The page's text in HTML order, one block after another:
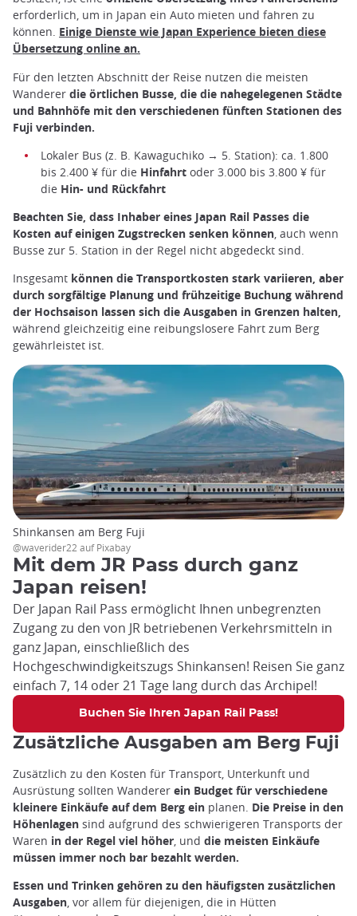
erforderlich, um in Japan ein Auto mieten und fahren zu
können. Einige Dienste wie Japan Experience bieten diese
Übersetzung online an.
Für den letzten Abschnitt der Reise nutzen die meisten
Wanderer die örtlichen Busse, die die nahegelegenen Städte
und Bahnhöfe mit den verschiedenen fünften Stationen des
Fuji verbinden.
Lokaler Bus (z. B. Kawaguchiko → 5. Station): ca. 1.800
bis 2.400 ¥ für die Hinfahrt oder 3.000 bis 3.800 ¥ für
die Hin- und Rückfahrt
Beachten Sie, dass Inhaber eines Japan Rail Passes die
Kosten auf einigen Zugstrecken senken können, auch wenn
Busse zur 5. Station in der Regel nicht abgedeckt sind.
Insgesamt können die Transportkosten stark variieren, aber
durch sorgfältige Planung und frühzeitige Buchung während
der Hochsaison lassen sich die Ausgaben in Grenzen halten,
während gleichzeitig eine reibungslosere Fahrt zum Berg
gewährleistet ist.
Mit dem JR Pass durch ganz
Japan reisen!
Der Japan Rail Pass ermöglicht Ihnen unbegrenzten
Zugang zu den von JR betriebenen Verkehrsmitteln in
ganz Japan, einschließlich des
Hochgeschwindigkeitszugs Shinkansen! Reisen Sie ganz
einfach 7, 14 oder 21 Tage lang durch das Archipel!
Buchen Sie Ihren Japan Rail Pass!
Shinkansen am Berg Fuji
@waverider22 auf Pixabay
Zusätzliche Ausgaben am Berg Fuji
Zusätzlich zu den Kosten für Transport, Unterkunft und
Ausrüstung sollten Wanderer ein Budget für verschiedene
kleinere Einkäufe auf dem Berg ein planen. Die Preise in den
Höhenlagen sind aufgrund des schwierigeren Transports der
Waren in der Regel viel höher, und die meisten Einkäufe
müssen immer noch bar bezahlt werden.
Essen und Trinken gehören zu den häufigsten zusätzlichen
Ausgaben, vor allem für diejenigen, die in Hütten